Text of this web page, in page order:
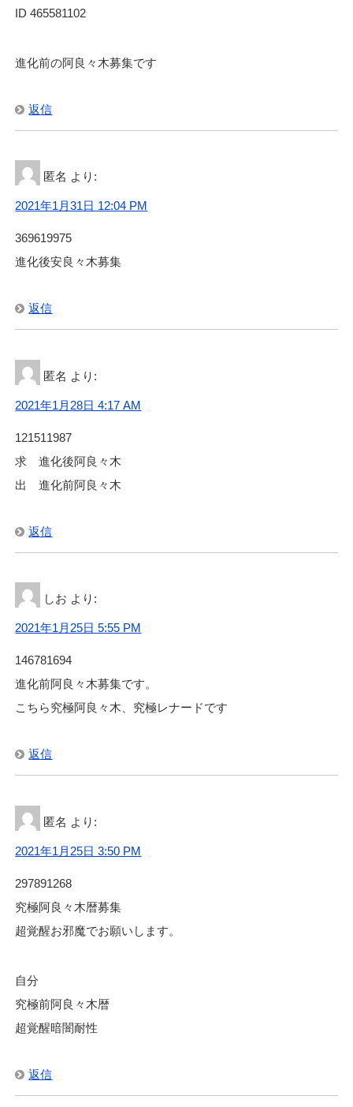
ID 465581102
進化前の阿良々木募集です
返信
匿名 より:
2021年1月31日 12:04 PM
369619975
進化後安良々木募集
返信
匿名 より:
2021年1月28日 4:17 AM
121511987
求 進化後阿良々木
出 進化前阿良々木
返信
しお より:
2021年1月25日 5:55 PM
146781694
進化前阿良々木募集です。
こちら究極阿良々木、究極レナードです
返信
匿名 より:
2021年1月25日 3:50 PM
297891268
究極阿良々木暦募集
超覚醒お邪魔でお願いします。
自分
究極前阿良々木暦
超覚醒暗闇耐性
返信